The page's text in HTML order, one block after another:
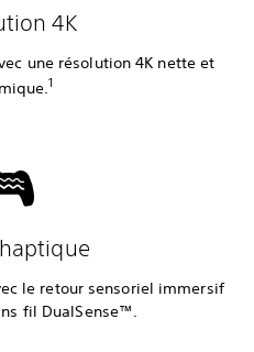
4K
une résolution 4K nette et
1
le retour sensoriel immersif
fil DualSense™.